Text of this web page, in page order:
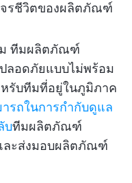
รชีวิตของผลิตภัณฑ์
ม ทีมผลิตภัณฑ์
ลอดภัยแบบไม่พร้อม
หรับทีมที่อยู่ในภูมิภาค
รถในการกำกับดูแล
บทีมผลิตภัณฑ์
ละส่งมอบผลิตภัณฑ์